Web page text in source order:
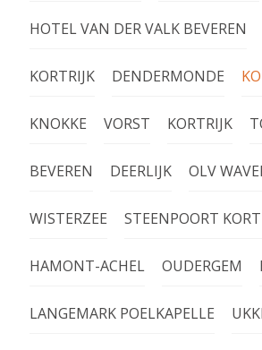
HOTEL VAN DER VALK BEVEREN
KORTRIJK DENDERMONDE
KNOKKE VORST KORTRIJK
BEVEREN DEERLIJK OLV
WISTERZEE STEENPOORT
HAMONT-ACHEL OUDERGEM
LANGEMARK POELKAPELLE